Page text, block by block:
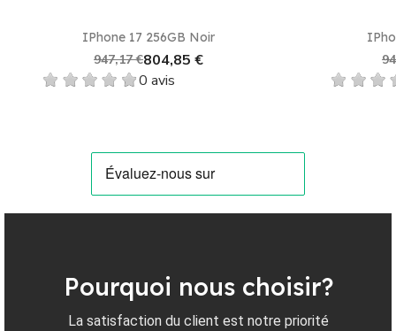
IPhone 17 256GB Noir
947,17 €804,85 €
0 avis
Pourquoi nous choisir?
La satisfaction du client est notre priorité